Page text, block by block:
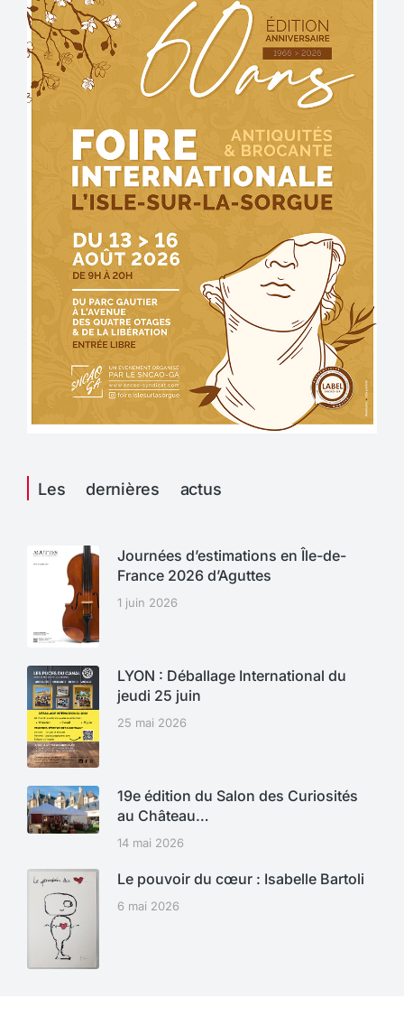
Les dernières actus
Journées d’estimations en Île-de-
France 2026 d’Aguttes
1 juin 2026
LYON : Déballage International du
jeudi 25 juin
25 mai 2026
19e édition du Salon des Curiosités
au Château…
14 mai 2026
Le pouvoir du cœur : Isabelle Bartoli
6 mai 2026